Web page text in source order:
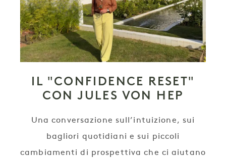
IL "CONFIDENCE RESET"
CON JULES VON HEP
Una conversazione sull’intuizione, sui
bagliori quotidiani e sui piccoli
cambiamenti di prospettiva che ci aiutano